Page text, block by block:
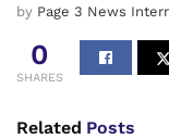
by Page 3 News
0
SHARES
Related Posts